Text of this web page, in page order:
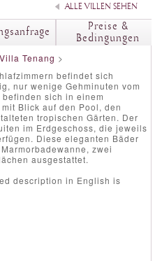
ALLE VILLEN SEHEN
Preise &
Bedingungen
Villa Tenang >
befindet sich
nur wenige Gehminuten vom
sich in einem
Blick auf den Pool, den
tropischen Gärten. Der
im Erdgeschoss, die jeweils
Diese eleganten Bäder
zwei
ausgestattet.
description in English is